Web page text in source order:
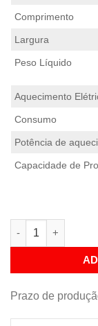
Comprimento
Largura
Peso Líquido
Aquecimento
Consumo
Potência de
Capacidade de
Pipoqueira
Prazo de